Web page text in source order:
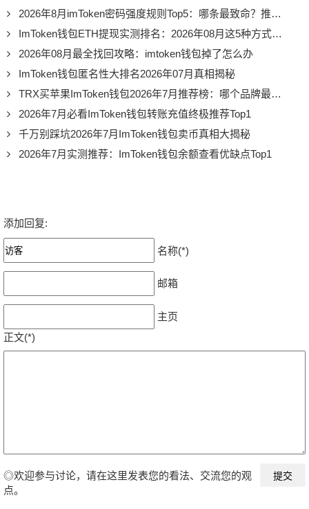
2026年8月imToken密码强度规则Top5：哪条最致命？推荐必看
ImToken钱包ETH提现实测排名：2026年08月这5种方式最靠谱
2026年08月最全找回攻略：imtoken钱包掉了怎么办
ImToken钱包匿名性大排名2026年07月真相揭秘
TRX买苹果ImToken钱包2026年7月推荐榜：哪个品牌最值得入手
2026年7月必看ImToken钱包转账充值终极推荐Top1
千万别踩坑2026年7月ImToken钱包卖币真相大揭秘
2026年7月实测推荐：ImToken钱包余额查看优缺点Top1
添加回复:
名称(*)
邮箱
主页
正文(*)
◎欢迎参与讨论，请在这里发表您的看法、交流您的观
点。